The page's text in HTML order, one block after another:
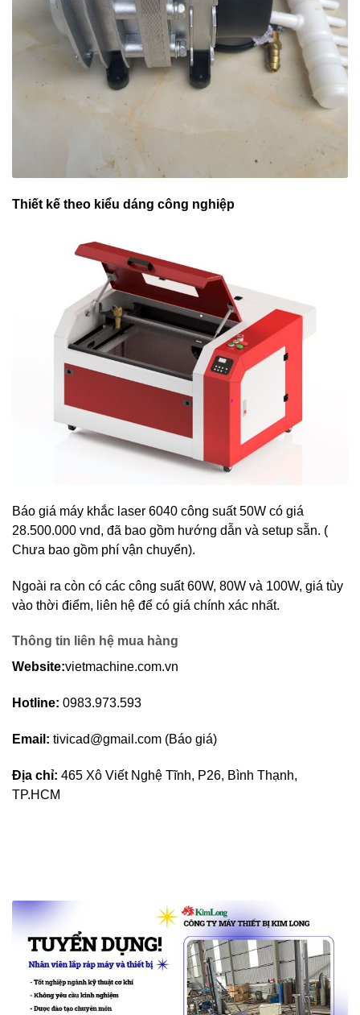
Thiết kế theo kiểu dáng công nghiệp
Báo giá máy khắc laser 6040 công suất 50W có giá
28.500.000 vnd, đã bao gồm hướng dẫn và setup sẵn. (
Chưa bao gồm phí vận chuyển).
Ngoài ra còn có các công suất 60W, 80W và 100W, giá tùy
vào thời điểm, liên hệ để có giá chính xác nhất.
Thông tin liên hệ mua hàng
Website:vietmachine.com.vn
Hotline: 0983.973.593
Email: tivicad@gmail.com (Báo giá)
Địa chỉ: 465 Xô Viết Nghệ Tĩnh, P26, Bình Thạnh,
TP.HCM